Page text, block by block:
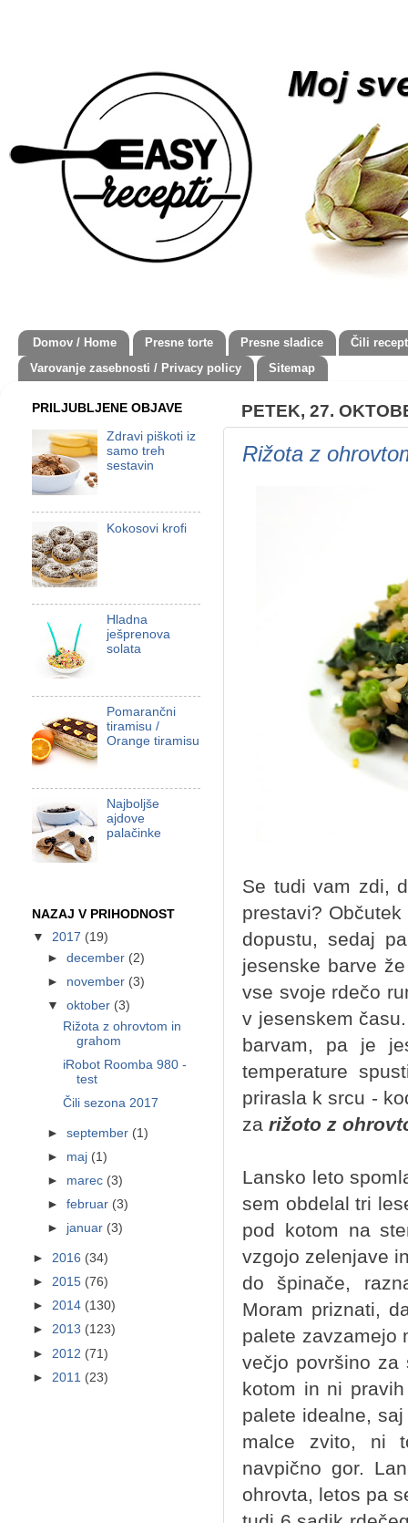
Domov / Home Presne torte Presne sladice
Čili
Varovanje zasebnosti / Privacy policy
Sitemap
PETEK, 27.
Rižota z
Se tudi vam zdi,
prestavi?
dopustu, sedaj
jesenske barve
vse svoje rdečo
v jesenskem
barvam, pa je
temperature
prirasla k srcu -
za rižoto z
Lansko leto
sem obdelal tri
pod kotom na
vzgojo zelenjave
do špinače,
Moram priznati,
palete zavzamejo
večjo površino za
kotom in ni
palete idealne,
malce zvito, ni
navpično gor.
ohrovta, letos pa
PRILJUBLJENE OBJAVE
Zdravi piškoti iz
samo treh
sestavin
Kokosovi krofi
Hladna
ješprenova
solata
Pomarančni
tiramisu /
Orange tiramisu
Najboljše
ajdove
palačinke
NAZAJ V PRIHODNOST
▼ 2017 (19)
►december (2)
► november (3)
▼oktober (3)
Rižota z ohrovtom in
grahom
iRobot Roomba 980 -
test
Čili sezona 2017
►september (1)
► maj (1)
► marec (3)
►februar (3)
► januar (3)
► 2016 (34)
► 2015 (76)
► 2014 (130)
► 2013 (123)
► 2012 (71)
► 2011 (23)